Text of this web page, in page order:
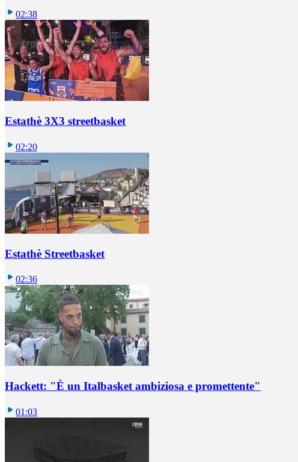
02:38
Estathè 3X3 streetbasket
02:20
Estathè Streetbasket
02:36
Hackett: "È un Italbasket ambiziosa e promettente"
01:03